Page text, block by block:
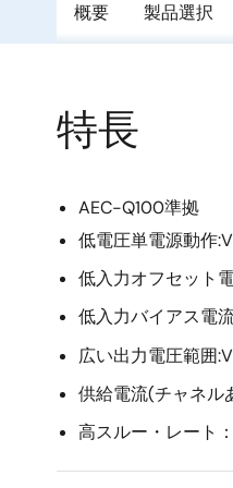
概要 製品選択
特長
AEC-Q100準拠
低電圧単電源動作:V
低入力オフセット
低入力バイアス電
広い出力電圧範囲:V
供給電流(チャネル
高スルー・レート